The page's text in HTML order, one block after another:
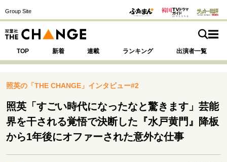
Group Site
TOP 新着 連載 ランキング 出演者一覧
SPECIAL 注目の記事テーマで探す
照英の「THE CHANGE」インタビュー#2
照英「すごい時代になったなと驚きます」芸能
界を干される覚悟で決断した『水戸黄門』降板
から1年後にオファーされた意外な仕事